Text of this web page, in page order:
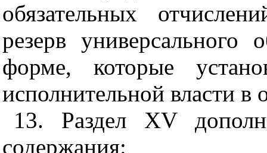
обязательных
резерв
форме, которые
исполнительной власти в
13. Раздел XV
содержания: